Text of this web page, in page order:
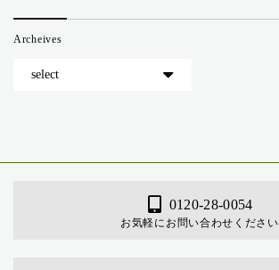
Archeives
0120-28-0054
お気軽にお問い合わせください